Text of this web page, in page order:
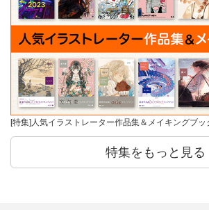
[特集]人気イラストレーター作品集＆メイキングブッ
特集をもっと見る